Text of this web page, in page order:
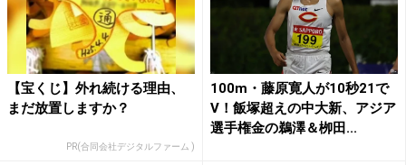
【宝くじ】外れ続ける理由、
まだ放置しますか？
PR(合同会社デジタルファーム )
100m・藤原寛人が10秒21で
V！飯塚超えの中大新、アジア
選手権金の鵜澤＆栁田...